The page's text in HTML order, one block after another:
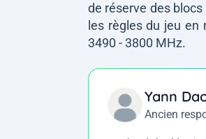
de réserve des
les règles du jeu
3490 - 3800 MHz.
Yann
Ancien